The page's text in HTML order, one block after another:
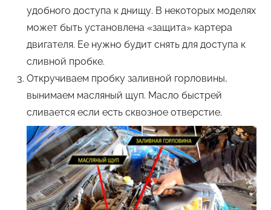
удобного доступа к днищу. В некоторых моделях
может быть установлена «защита» картера
двигателя. Ее нужно будит снять для доступа к
сливной пробке.
Откручиваем пробку заливной горловины,
вынимаем масляный щуп. Масло быстрей
сливается если есть сквозное отверстие.